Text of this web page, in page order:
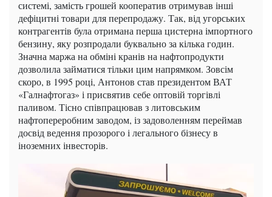
системі, замість грошей кооператив отримував інші
дефіцитні товари для перепродажу. Так, від угорських
контрагентів була отримана перша цистерна імпортного
бензину, яку розпродали буквально за кілька годин.
Значна маржа на обміні кранів на нафтопродукти
дозволила займатися тільки цим напрямком. Зовсім
скоро, в 1995 році, Антонов став президентом ВАТ
«Галнафтогаз» і присвятив себе оптовій торгівлі
паливом. Тісно співпрацював з литовським
нафтопереробним заводом, із задоволенням переймав
досвід ведення прозорого і легального бізнесу в
іноземних інвесторів.